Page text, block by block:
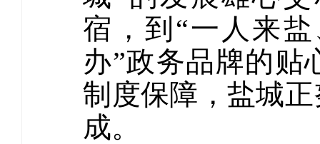
宿，到“一人来
办”政务品牌的贴
制度保障，盐城
成。